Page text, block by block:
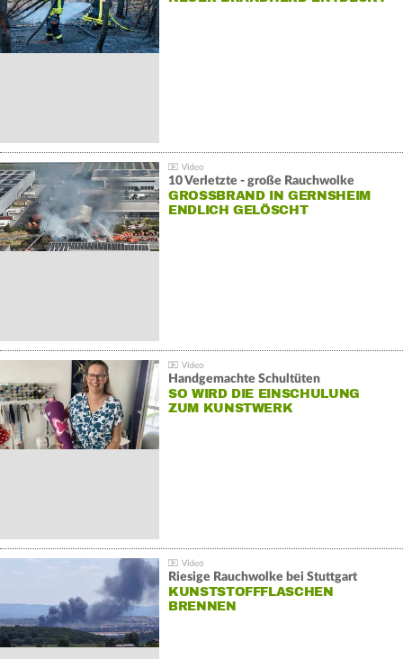
10 Verletzte - große Rauchwolke
GROSSBRAND IN GERNSHEIM E
NDLICH GELÖSCHT
Handgemachte Schultüten
SO WIRD DIE EINSCHULUNG
ZUM KUNSTWERK
Riesige Rauchwolke bei Stuttgart
KUNSTSTOFFFLASCHEN
BRENNEN